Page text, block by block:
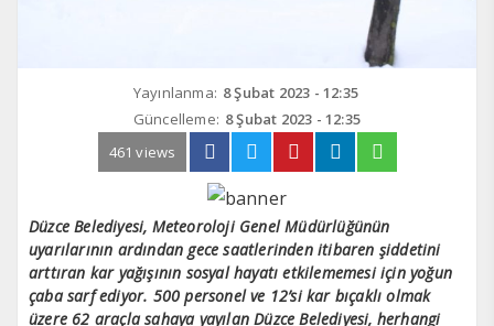
Yayınlanma: 8 Şubat 2023 - 12:35
Güncelleme: 8 Şubat 2023 - 12:35
461 views
Düzce Belediyesi, Meteoroloji Genel Müdürlüğünün
uyarılarının ardından gece saatlerinden itibaren şiddetini
arttıran kar yağışının sosyal hayatı etkilememesi için yoğun
çaba sarf ediyor. 500 personel ve 12’si kar bıçaklı olmak
üzere 62 araçla sahaya yayılan Düzce Belediyesi, herhangi